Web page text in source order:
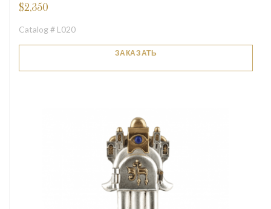
$2,350
Catalog # L020
ЗАКАЗАТЬ